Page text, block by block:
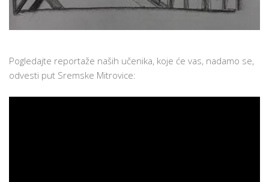
Pogledajte reportaže naših učenika, koje će vas, nadamo se,
odvesti put Sremske Mitrovice: